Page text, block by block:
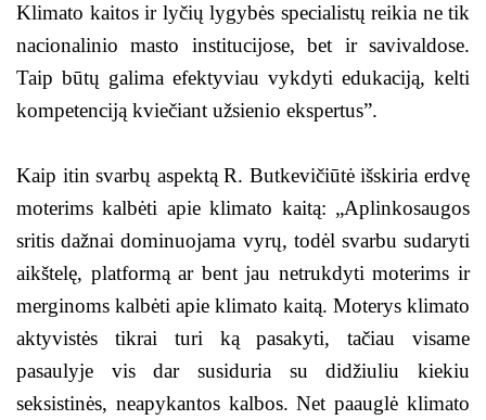
Klimato kaitos ir lyčių lygybės specialistų reikia ne tik
nacionalinio masto institucijose, bet ir savivaldose.
Taip būtų galima efektyviau vykdyti edukaciją, kelti
kompetenciją kviečiant užsienio ekspertus”.
Kaip itin svarbų aspektą R. Butkevičiūtė išskiria erdvę
moterims kalbėti apie klimato kaitą: „Aplinkosaugos
sritis dažnai dominuojama vyrų, todėl svarbu sudaryti
aikštelę, platformą ar bent jau netrukdyti moterims ir
merginoms kalbėti apie klimato kaitą. Moterys klimato
aktyvistės tikrai turi ką pasakyti, tačiau visame
pasaulyje vis dar susiduria su didžiuliu kiekiu
seksistinės, neapykantos kalbos. Net paauglė klimato